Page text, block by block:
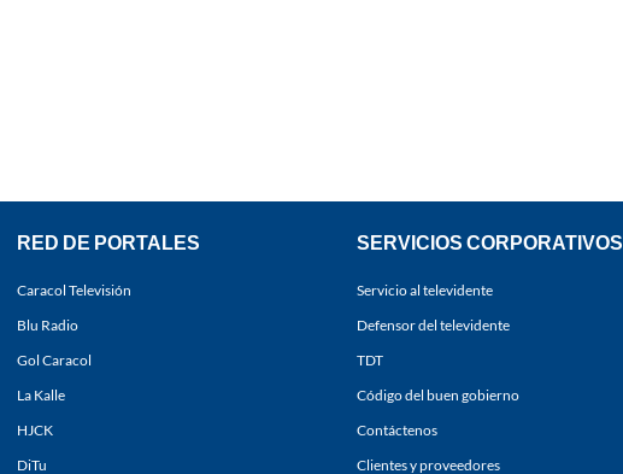
RED DE PORTALES
Caracol Televisión
Blu Radio
Gol Caracol
La Kalle
HJCK
DiTu
SERVICIOS CORPORATIVOS
Servicio al televidente
Defensor del televidente
TDT
Código del buen gobierno
Contáctenos
Clientes y proveedores